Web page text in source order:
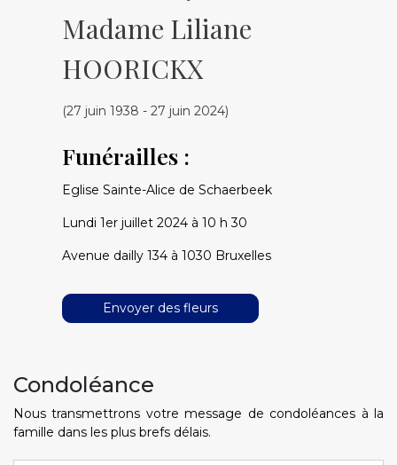
Madame Liliane
HOORICKX
(27 juin 1938 - 27 juin 2024)
Funérailles :
Eglise Sainte-Alice de Schaerbeek
Lundi 1er juillet 2024 à 10 h 30
Avenue dailly 134 à 1030 Bruxelles
Envoyer des fleurs
Condoléance
Nous transmettrons votre message de condoléances à la
famille dans les plus brefs délais.